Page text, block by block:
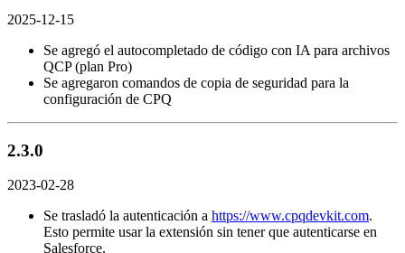
2025-12-15
Se agregó el autocompletado de código con IA para archivos
QCP (plan Pro)
Se agregaron comandos de copia de seguridad para la
configuración de CPQ
2.3.0
2023-02-28
Se trasladó la autenticación a https://www.cpqdevkit.com.
Esto permite usar la extensión sin tener que autenticarse en
Salesforce.